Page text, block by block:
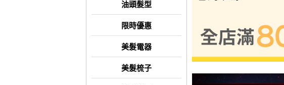
油頭髮型
限時優惠
美髮電器
美髮梳子